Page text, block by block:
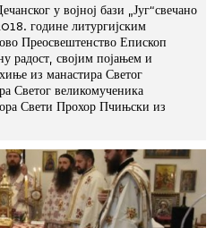
у војној бази „Југ“свечано
године литургијским
Преосвештенство Епископ
радост, својим појањем и
из манастира Светог
Светог великомученика
Свети Прохор Пчињски из